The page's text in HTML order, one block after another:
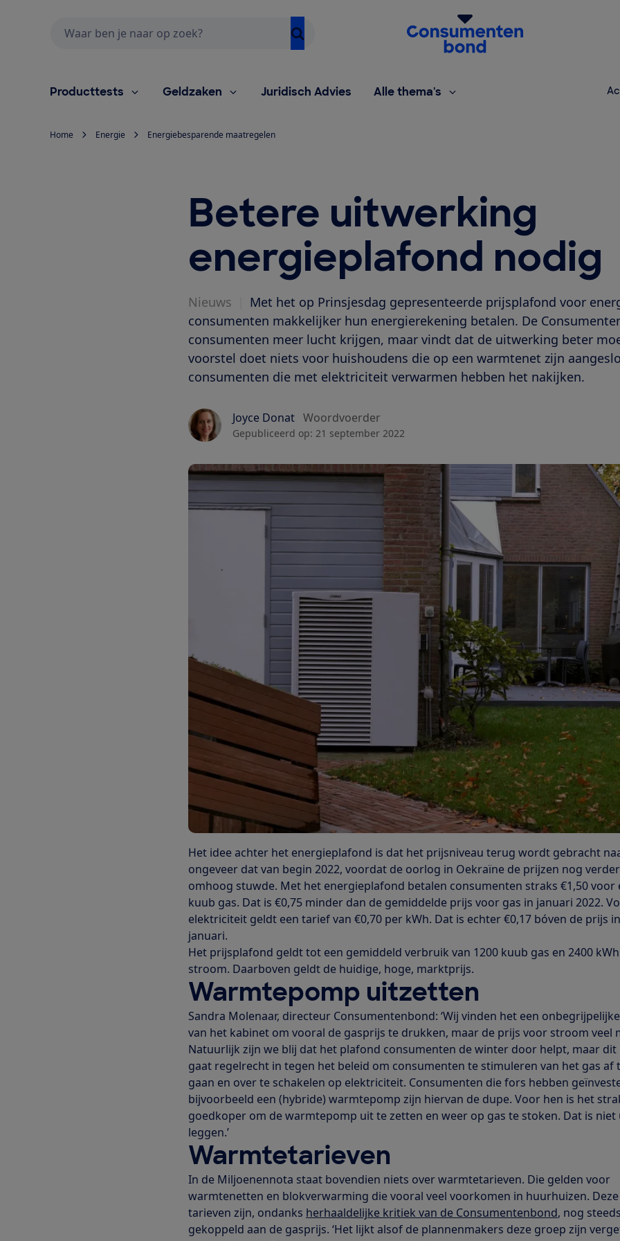
Homepage van de Consumentenbond
Producttests Geldzaken Juridisch Advies Alle thema's
Home Energie Energiebesparende maatregelen
Betere uitwerking
energieplafond nodig
Nieuws
Met het op Prinsjesdag gepresenteerde prijsplafond voor
consumenten makkelijker hun energierekening betalen. De
consumenten meer lucht krijgen, maar vindt dat de uitwerking beter
voorstel doet niets voor huishoudens die op een warmtenet zijn
consumenten die met elektriciteit verwarmen hebben het nakijken.
Joyce Donat Woordvoerder
Gepubliceerd op: 21 september 2022
Het idee achter het energieplafond is dat het prijsniveau terug wordt gebracht
ongeveer dat van begin 2022, voordat de oorlog in Oekraïne de prijzen nog verder
omhoog stuwde. Met het energieplafond betalen consumenten straks €1,50 voor
kuub gas. Dat is €0,75 minder dan de gemiddelde prijs voor gas in januari 2022.
elektriciteit geldt een tarief van €0,70 per kWh. Dat is echter €0,17 bóven de prijs
januari.
Het prijsplafond geldt tot een gemiddeld verbruik van 1200 kuub gas en 2400 kWh
stroom. Daarboven geldt de huidige, hoge, marktprijs.
Warmtepomp uitzetten
Sandra Molenaar, directeur Consumentenbond: ‘Wij vinden het een
van het kabinet om vooral de gasprijs te drukken, maar de prijs voor stroom veel
Natuurlijk zijn we blij dat het plafond consumenten de winter door helpt, maar dit
gaat regelrecht in tegen het beleid om consumenten te stimuleren van het gas af
gaan en over te schakelen op elektriciteit. Consumenten die fors hebben
bijvoorbeeld een (hybride) warmtepomp zijn hiervan de dupe. Voor hen is het
goedkoper om de warmtepomp uit te zetten en weer op gas te stoken. Dat is niet
leggen.’
Warmtetarieven
In de Miljoenennota staat bovendien niets over warmtetarieven. Die gelden voor
warmtenetten en blokverwarming die vooral veel voorkomen in huurhuizen. Deze
tarieven zijn, ondanks herhaaldelijke kritiek van de Consumentenbond, nog
gekoppeld aan de gasprijs. ‘Het lijkt alsof de plannenmakers deze groep zijn